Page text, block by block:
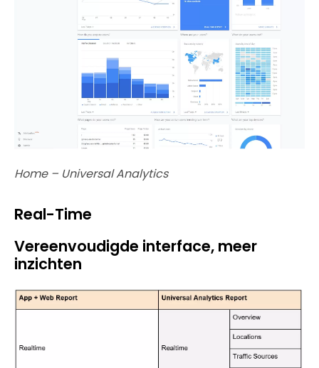
Home – Universal Analytics
Real-Time
Vereenvoudigde interface, meer
inzichten